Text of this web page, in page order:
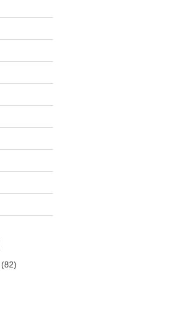
(82)